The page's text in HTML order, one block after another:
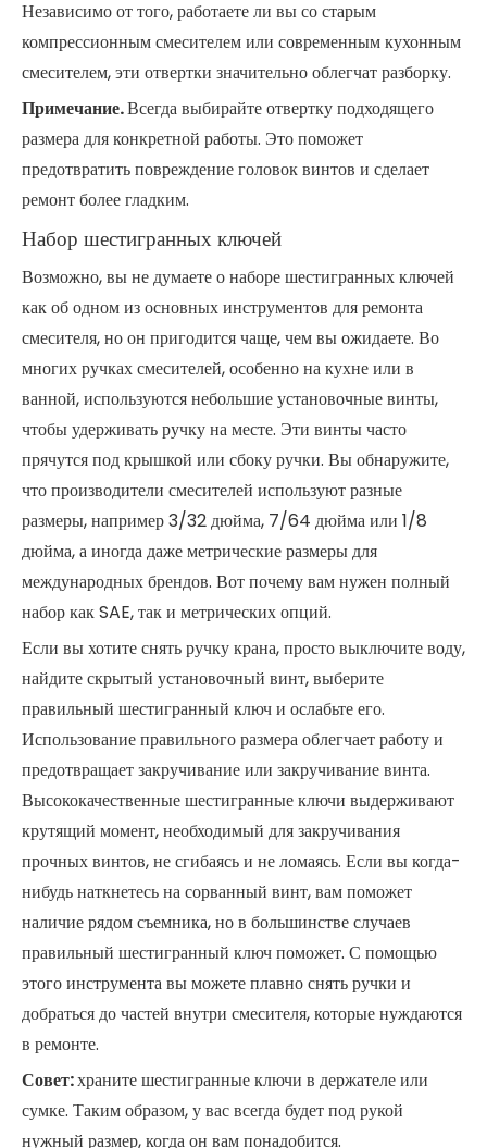
Независимо от того, работаете ли вы со старым
компрессионным смесителем или современным кухонным
смесителем, эти отвертки значительно облегчат разборку.
Примечание.Всегда выбирайте отвертку подходящего
размера для конкретной работы. Это поможет
предотвратить повреждение головок винтов и сделает
ремонт более гладким.
Набор шестигранных ключей
Возможно, вы не думаете о наборе шестигранных ключей
как об одном из основных инструментов для ремонта
смесителя, но он пригодится чаще, чем вы ожидаете. Во
многих ручках смесителей, особенно на кухне или в
ванной, используются небольшие установочные винты,
чтобы удерживать ручку на месте. Эти винты часто
прячутся под крышкой или сбоку ручки. Вы обнаружите,
что производители смесителей используют разные
размеры, например 3/32 дюйма, 7/64 дюйма или 1/8
дюйма, а иногда даже метрические размеры для
международных брендов. Вот почему вам нужен полный
набор как SAE, так и метрических опций.
Если вы хотите снять ручку крана, просто выключите воду,
найдите скрытый установочный винт, выберите
правильный шестигранный ключ и ослабьте его.
Использование правильного размера облегчает работу и
предотвращает закручивание или закручивание винта.
Высококачественные шестигранные ключи выдерживают
крутящий момент, необходимый для закручивания
прочных винтов, не сгибаясь и не ломаясь. Если вы когда-
нибудь наткнетесь на сорванный винт, вам поможет
наличие рядом съемника, но в большинстве случаев
правильный шестигранный ключ поможет. С помощью
этого инструмента вы можете плавно снять ручки и
добраться до частей внутри смесителя, которые нуждаются
в ремонте.
Совет:храните шестигранные ключи в держателе или
сумке. Таким образом, у вас всегда будет под рукой
нужный размер, когда он вам понадобится.